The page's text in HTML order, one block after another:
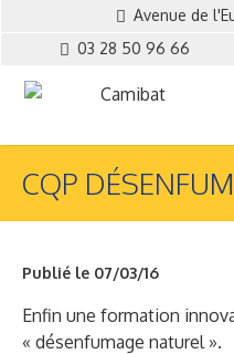
Avenue de
03 28 50 96 66
CQP
Publié le 07/03/16
Enfin une formation
« désenfumage naturel ».